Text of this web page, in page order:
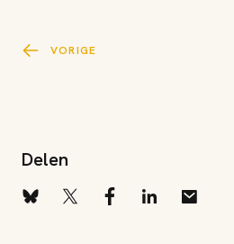
VORIGE
Delen